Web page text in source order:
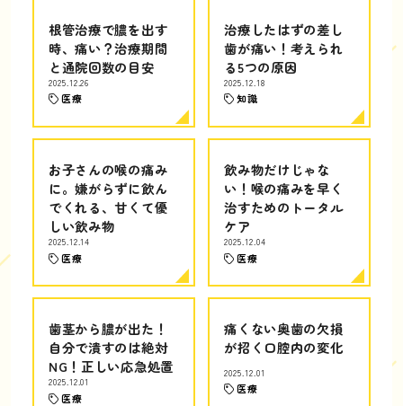
根管治療で膿を出す
時、痛い？治療期間
と通院回数の目安
2025.12.26
医療
治療したはずの差し
歯が痛い！考えられ
る5つの原因
2025.12.18
知識
お子さんの喉の痛み
に。嫌がらずに飲ん
でくれる、甘くて優
しい飲み物
2025.12.14
医療
飲み物だけじゃな
い！喉の痛みを早く
治すためのトータル
ケア
2025.12.04
医療
歯茎から膿が出た！
自分で潰すのは絶対
NG！正しい応急処置
2025.12.01
医療
痛くない奥歯の欠損
が招く口腔内の変化
2025.12.01
医療